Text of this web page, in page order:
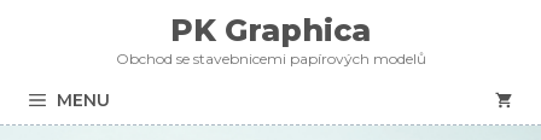
PK Graphica
Obchod se stavebnicemi papírových modelů
MENU